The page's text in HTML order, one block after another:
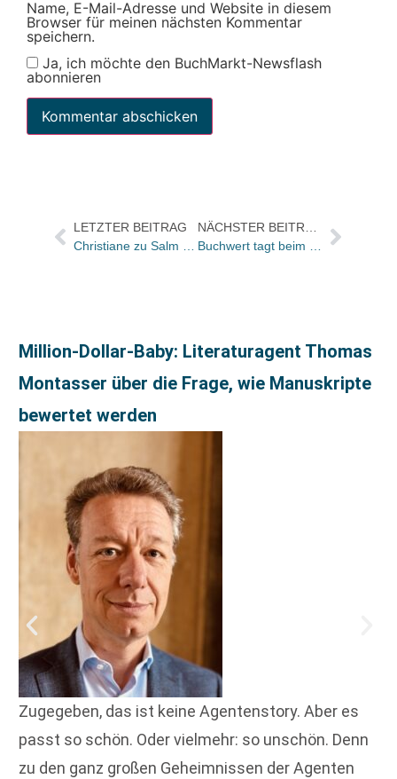
Name, E-Mail-Adresse und Website in diesem
Browser für meinen nächsten Kommentar
speichern.
Ja, ich möchte den BuchMarkt-Newsflash
abonnieren
LETZTER BEITRAG
Million-Dollar-Baby: Literaturagent Thomas
Montasser über die Frage, wie Manuskripte
bewertet werden
Zugegeben, das ist keine Agentenstory. Aber es
passt so schön. Oder vielmehr: so unschön. Denn
zu den ganz großen Geheimnissen der Agenten